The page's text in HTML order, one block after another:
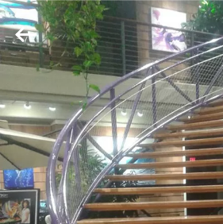
DOM
PRODUKTY
O
NAS
ze
stali
nierdzewnej
supplier.
Copyright
©
2018
Anping
Yuntong
Metal
Mesh
Co.,
Ltd..
Rights
Reserved.